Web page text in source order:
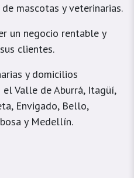
mascotas y veterinarias.
un negocio rentable y
clientes.
y domicilios
Valle de Aburrá, Itagüí,
Envigado, Bello,
y Medellín.